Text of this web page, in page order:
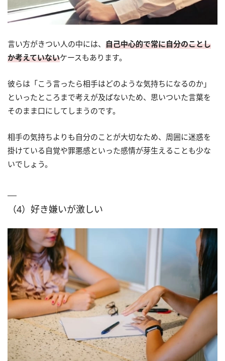
言い方がきつい人の中には、 自己中心的で常に自分のことし
か考えていないケースもあります。
彼らは「こう言ったら相手はどのような気持ちになるのか」
といったところまで考えが及ばないため、思いついた言葉を
そのまま口にしてしまうのです。
相手の気持ちよりも自分のことが大切なため、周囲に迷惑を
掛けている自覚や罪悪感といった感情が芽生えることも少な
いでしょう。
（4）好き嫌いが激しい